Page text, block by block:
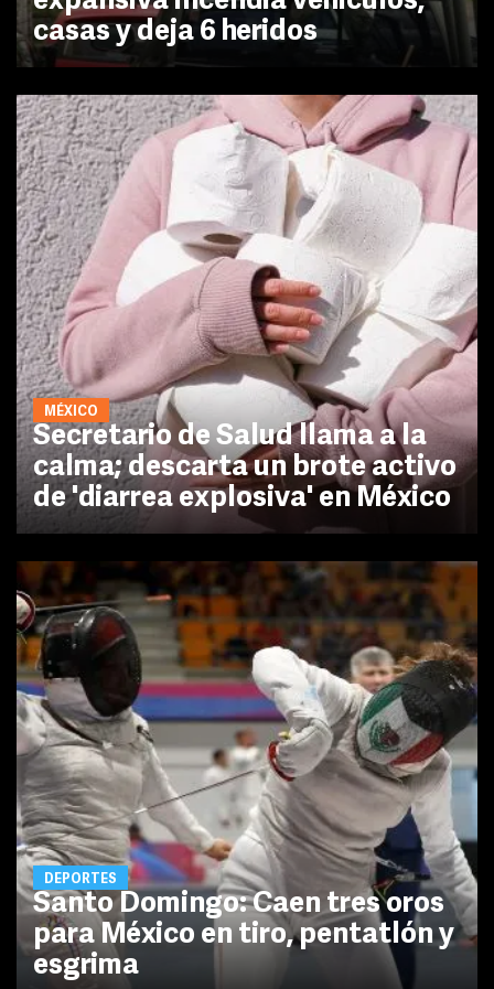
casas y deja 6 heridos
MÉXICO
Secretario de Salud llama a la
calma; descarta un brote activo
de 'diarrea explosiva' en México
DEPORTES
Santo Domingo: Caen tres oros
para México en tiro, pentatlón y
esgrima